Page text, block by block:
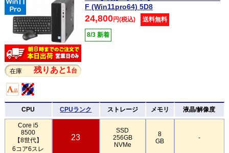
在庫 残りあと1台
F (Win11pro64) 5D8
24,800円(税込) 送料無料
8/3 新着
CPU CPUランク ストレージ メモリ 液晶/解像度
Core i5
8500
【8世代】
6コア6スレ
23
SSD
256GB
NVMe
8
GB
-